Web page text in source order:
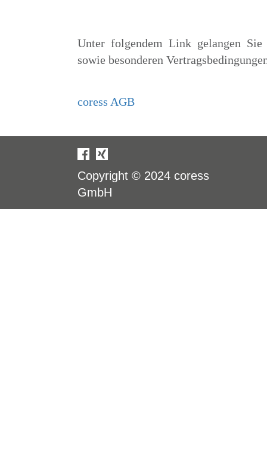
Unter folgendem Link gelangen Sie
sowie besonderen
coress AGB
Copyright © 2024 coress
GmbH